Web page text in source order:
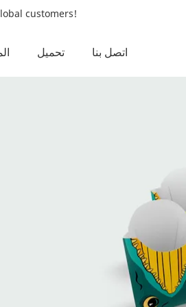
customers!
تحميل اتصل بنا